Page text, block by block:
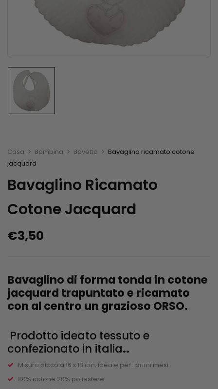
Casa Bambina Bavetta
Bavaglino ricamato cotone
jacquard
Bavaglino Ricamato
Cotone Jacquard
€3,50
Bavaglino di forma tonda in cotone
jacquard trapuntato e ricamato
con al centro un grazioso ORSO.
Prodotto ideato tessuto e
confezionato in italia..
Misura piccola 16 x 18 cm, ideale per i primi mesi.
80% cotone 20% poliestere